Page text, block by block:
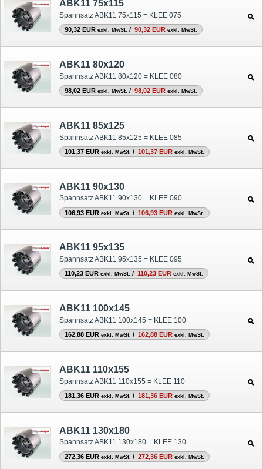
ABK11 75x115
Spannsatz ABK11 75x115 = KLEE 075
90,32 EUR exkl. MwSt. / 90,32 EUR exkl. MwSt.
ABK11 80x120
Spannsatz ABK11 80x120 = KLEE 080
98,02 EUR exkl. MwSt. / 98,02 EUR exkl. MwSt.
ABK11 85x125
Spannsatz ABK11 85x125 = KLEE 085
101,37 EUR exkl. MwSt. / 101,37 EUR exkl. MwSt.
ABK11 90x130
Spannsatz ABK11 90x130 = KLEE 090
106,93 EUR exkl. MwSt. / 106,93 EUR exkl. MwSt.
ABK11 95x135
Spannsatz ABK11 95x135 = KLEE 095
110,23 EUR exkl. MwSt. / 110,23 EUR exkl. MwSt.
ABK11 100x145
Spannsatz ABK11 100x145 = KLEE 100
162,88 EUR exkl. MwSt. / 162,88 EUR exkl. MwSt.
ABK11 110x155
Spannsatz ABK11 110x155 = KLEE 110
181,36 EUR exkl. MwSt. / 181,36 EUR exkl. MwSt.
ABK11 130x180
Spannsatz ABK11 130x180 = KLEE 130
272,36 EUR exkl. MwSt. / 272,36 EUR exkl. MwSt.